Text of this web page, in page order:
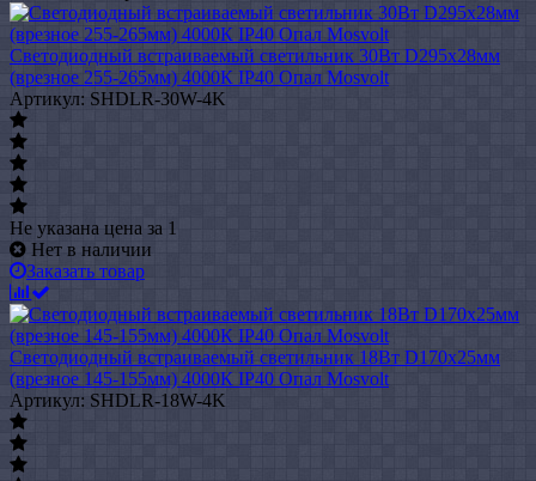
Светодиодный встраиваемый светильник 30Вт D295х28мм
(врезное 255-265мм) 4000К IP40 Опал Mosvolt
Артикул: SHDLR-30W-4K
Не указана цена за 1
Нет в наличии
Заказать товар
Светодиодный встраиваемый светильник 18Вт D170х25мм
(врезное 145-155мм) 4000К IP40 Опал Mosvolt
Артикул: SHDLR-18W-4K